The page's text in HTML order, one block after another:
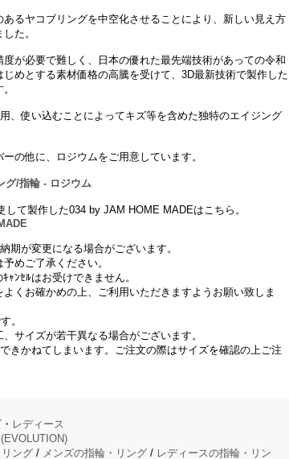
るヤコブリングを中空化させることにより、新しい見え方
た。
が必要で難しく、日本の優れた最先端技術があっての令和
めとする素材価格の高騰を受けて、3D最新技術で製作した
、使い込むことによってキズ等を含めた独特のエイジング
の他に、ロジウムをご用意しています。
グ/指輪 - ロジウム
して製作した034 by JAM HOME MADEはこちら。
期が変更になる場合がございます。
めご了承ください。
ｬﾝｾﾙはお受けできません。
くお確かめの上、ご利用いただきますようお願い致しま
。
サイズが若干異なる場合がございます。
きかねてしまいます。ご注文の際はサイズを確認の上ご注
・ レディース
ング / メンズの指輪・リング / レディースの指輪・リン